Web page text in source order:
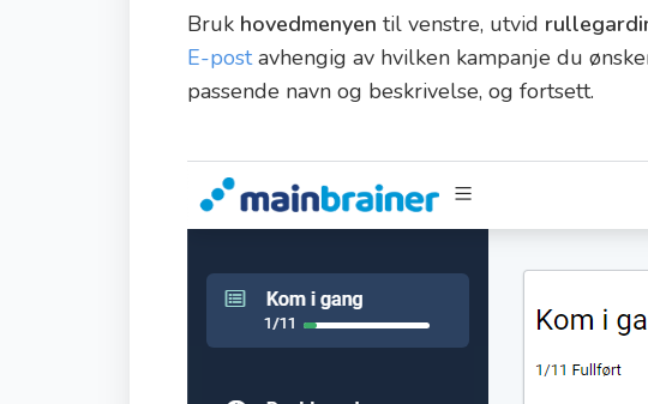
Bruk hovedmenyen til venstre, utvid
E-postavhengig av hvilken kampanje du
passende navn og beskrivelse, og fortsett.